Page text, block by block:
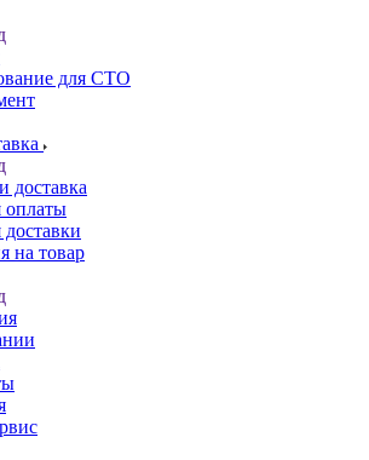
для СТО
доставка
оплаты
на товар